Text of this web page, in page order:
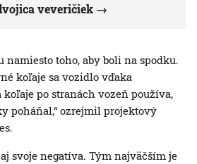
veveričiek
namiesto toho, aby boli na spodku.
koľaje sa vozidlo vďaka
po stranách vozeň používa,
poháňal,“ ozrejmil projektový
svoje negatíva. Tým najväčším je